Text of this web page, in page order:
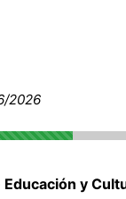
2026
y